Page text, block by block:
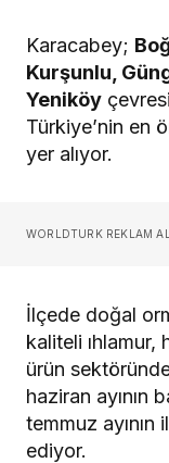
Karacabey;
Kurşunlu,
Yeniköy
Türkiye’nin en
yer alıyor.
WORLDTURK REKLAM
İlçede doğal
kaliteli
ürün
haziran ayının
temmuz ayının
ediyor.